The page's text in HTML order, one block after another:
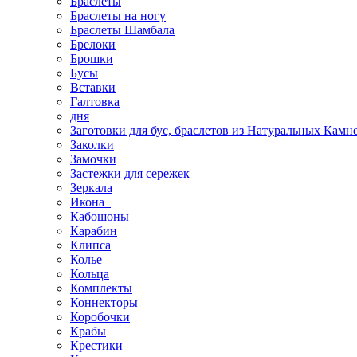
Браслеты на ногу
Браслеты Шамбала
Брелоки
Брошки
Бусы
Вставки
Галтовка
дня
Заготовки для бус, браслетов из Натуральных
Заколки
Замочки
Застежки для сережек
Зеркала
Икона
Кабошоны
Карабин
Клипса
Колье
Кольца
Комплекты
Коннекторы
Коробочки
Крабы
Крестики